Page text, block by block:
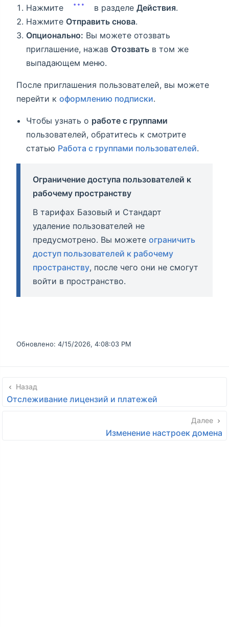
Нажмите в разделеДействия.
Нажмите Отправить снова.
Опционально: Вы можете отозвать
приглашение, нажав Отозвать в том же
выпадающем меню.
После приглашения пользователей, вы можете
перейти к оформлению подписки.
Чтобы узнать о работе с группами
пользователей, обратитесь к смотрите
статью Работа с группами пользователей.
Ограничение доступа пользователей к
рабочему пространству
В тарифах Базовый и Стандарт
удаление пользователей не
предусмотрено. Вы можете ограничить
доступ пользователей к рабочему
пространству, после чего они не смогут
войти в пространство.
Обновлено: 4/15/2026, 4:08:03 PM
Назад
Отслеживание лицензий и платежей
Далее
Изменение настроек домена